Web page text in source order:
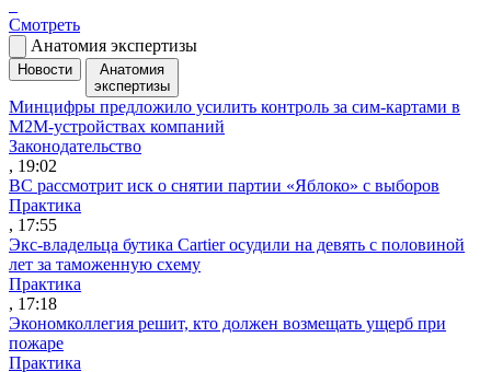
Смотреть
Анатомия экспертизы
Новости
Анатомия
экспертизы
Минцифры предложило усилить контроль за сим-картами в
M2M-устройствах компаний
Законодательство
, 19:02
ВС рассмотрит иск о снятии партии «Яблоко» с выборов
Практика
, 17:55
Экс-владельца бутика Cartier осудили на девять с половиной
лет за таможенную схему
Практика
, 17:18
Экономколлегия решит, кто должен возмещать ущерб при
пожаре
Практика